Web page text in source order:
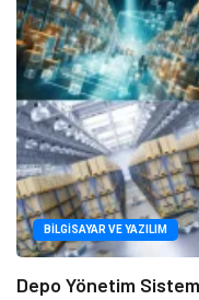
BILGISAYAR VE YAZILIM
Depo Yönetim